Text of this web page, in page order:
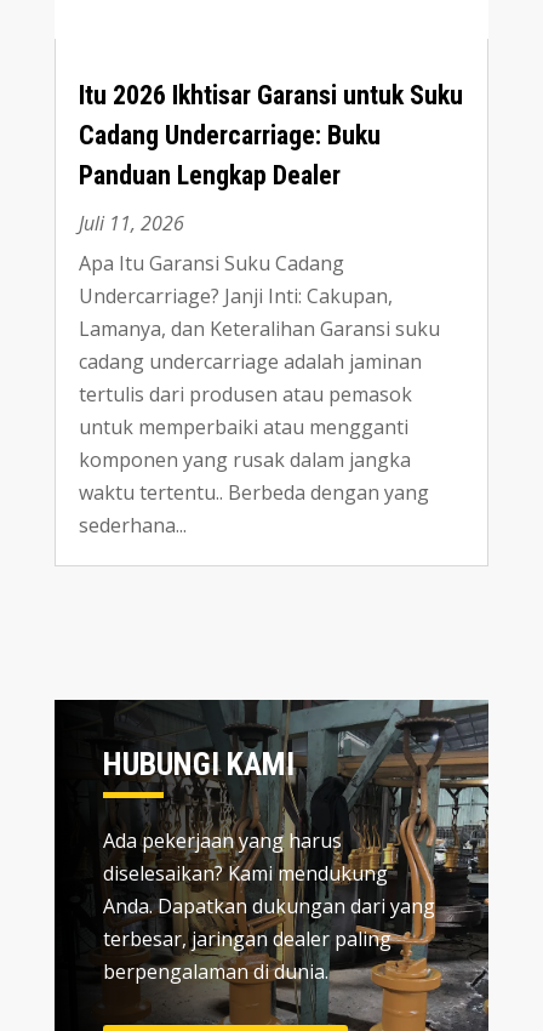
Itu 2026 Ikhtisar Garansi untuk Suku
Cadang Undercarriage: Buku
Panduan Lengkap Dealer
Juli 11, 2026
Apa Itu Garansi Suku Cadang
Undercarriage? Janji Inti: Cakupan,
Lamanya, dan Keteralihan Garansi suku
cadang undercarriage adalah jaminan
tertulis dari produsen atau pemasok
untuk memperbaiki atau mengganti
komponen yang rusak dalam jangka
waktu tertentu.. Berbeda dengan yang
sederhana...
HUBUNGI KAMI
Ada pekerjaan yang harus
diselesaikan? Kami mendukung
Anda. Dapatkan dukungan dari yang
terbesar, jaringan dealer paling
berpengalaman di dunia.